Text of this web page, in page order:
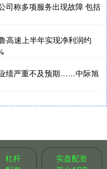
司称多项服务出现故障 包括
高速上半年实现净利润约
绩严重不及预期……中际旭
杠杆
实盘配资